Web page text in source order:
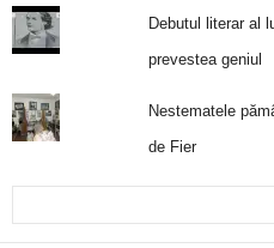
Debutul literar al
prevestea geniul
Nestematele
de Fier